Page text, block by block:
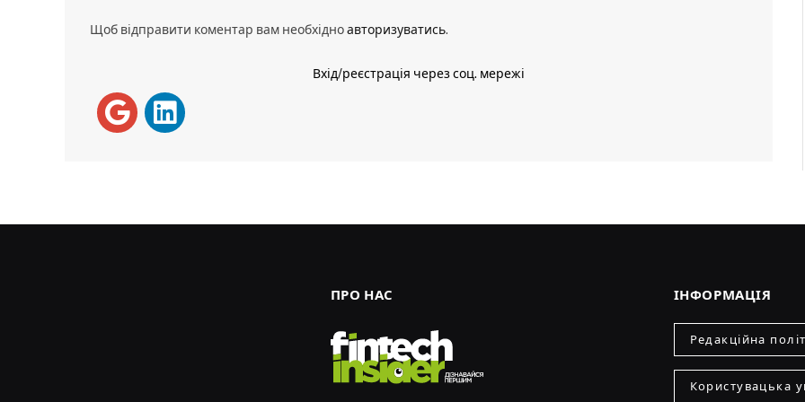
Щоб відправити коментар вам необхідноавторизуватись.
Вхід/реєстрація через соц. мережі
ПРО НАС ІНФОРМАЦІЯ
Редакційна
Користувацька